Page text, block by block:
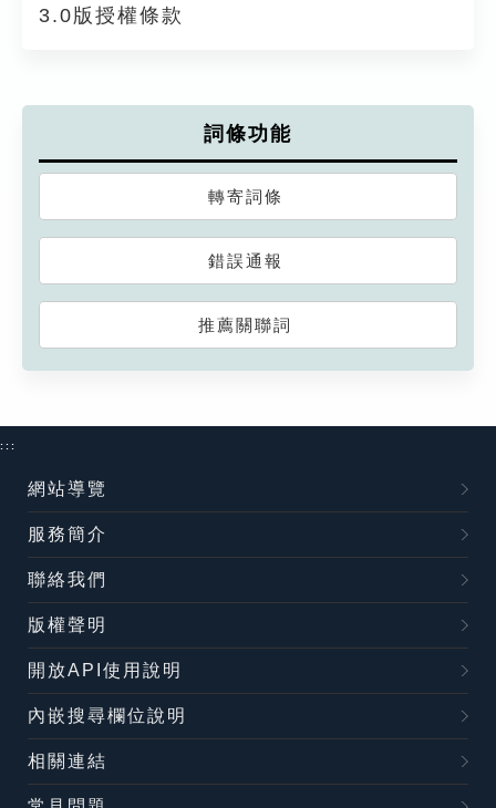
3.0版授權條款
詞條功能
轉寄詞條
錯誤通報
推薦關聯詞
:::
網站導覽
服務簡介
聯絡我們
版權聲明
開放API使用說明
內嵌搜尋欄位說明
相關連結